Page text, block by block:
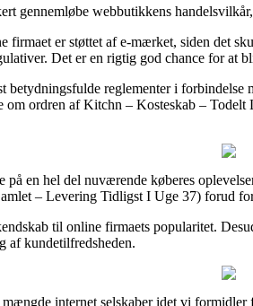
gennemløbe webbutikkens
er støttet af e-mærket, siden det
Det er en rigtig god chance for
betydningsfulde reglementer i
om ordren af Kitchn – Kosteskab –
en hel del nuværende køberes
– Levering Tidligst I Uge 37) forud for
til online firmaets popularitet.
af kundetilfredsheden.
internet selskaber idet vi